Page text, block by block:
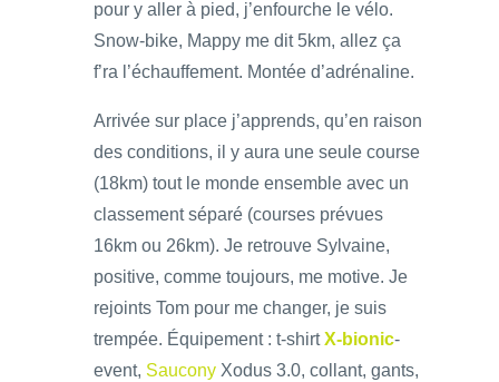
pour y aller à pied, j’enfourche le vélo.
Snow-bike, Mappy me dit 5km, allez ça
f’ra l’échauffement. Montée d’adrénaline.
Arrivée sur place j’apprends, qu’en raison
des conditions, il y aura une seule course
(18km) tout le monde ensemble avec un
classement séparé (courses prévues
16km ou 26km). Je retrouve Sylvaine,
positive, comme toujours, me motive. Je
rejoints Tom pour me changer, je suis
trempée. Équipement : t-shirtX-bionic-
event, Saucony Xodus 3.0, collant, gants,